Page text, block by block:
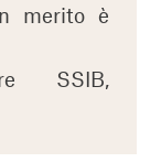
merito è
SSIB,